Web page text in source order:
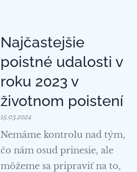
Najčastejšie
poistné udalosti v
roku 2023 v
životnom poistení
15.03.2024
Nemáme kontrolu nad tým,
čo nám osud prinesie, ale
môžeme sa pripraviť na to,